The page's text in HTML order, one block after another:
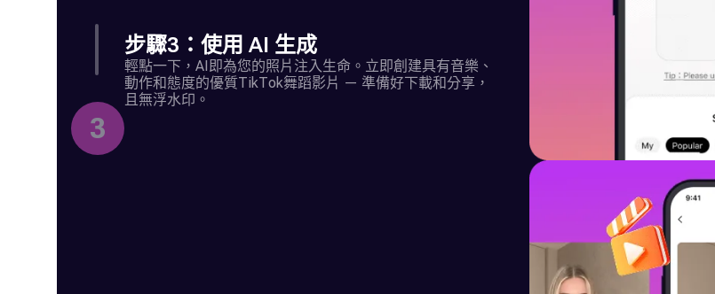
3
步驟3：使用 AI 生成
輕點一下，AI即為您的照片注入生命。立即創建具有音樂、
動作和態度的優質TikTok舞蹈影片 — 準備好下載和分享，
且無浮水印。